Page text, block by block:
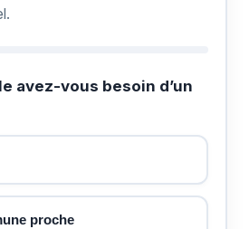
avez-vous besoin d’un
proche